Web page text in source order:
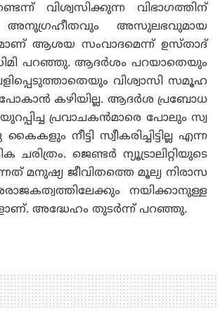
വിശ്വസിക്കുന്ന വിഭാഗത്തിന്
അനുഗ്രഹീതവും അസുലഭവുമായ
ആശയ സംവാദമെന്ന് ഉസ്‌താദ്‌
പറഞ്ഞു. ആദർശം പറയാതെയും
വിശ്വാസി സമൂഹ
കഴിയില്ല. ആദർശ പ്രബോധ
പ്രവാചകൻമാരെ പോലും സ്വ
നീട്ടി സ്വീകരിച്ചിട്ടില്ല എന്ന
ജെണ്ടർ ന്യൂട്രാലിറ്റിയുടെ
മനുഷ്യ ജീവിതത്തെ മൂല്യ നിരാസ
നയിക്കാനുള്ള
അദ്ധേഹം തുടർന്ന് പറഞ്ഞു.